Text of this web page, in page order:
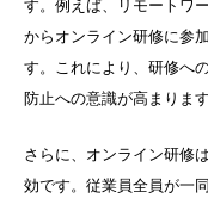
す。例えば、リモートワ
からオンライン研修に参
す。これにより、研修へ
防止への意識が高まります
さらに、オンライン研修
効です。従業員全員が一